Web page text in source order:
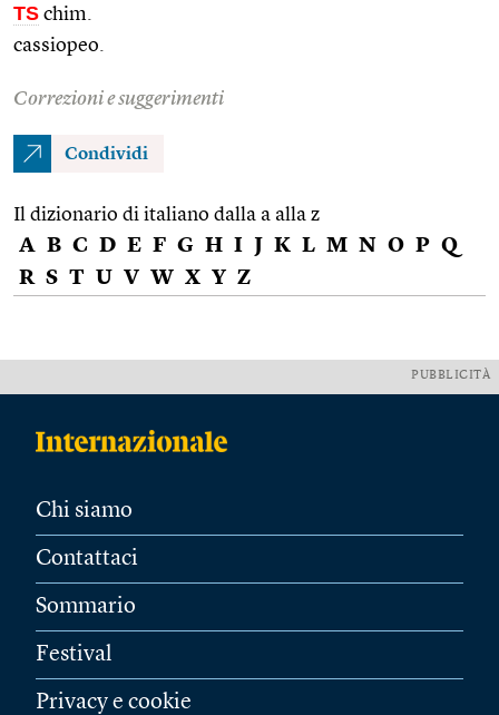
TS chim.
cassiopeo.
Correzioni e suggerimenti
Condividi
Il dizionario di italiano dalla a alla z
A B C D E F G H I J K L M N O P Q
R S T U V W X Y Z
PUBBLICITÀ
Chi siamo
Contattaci
Sommario
Festival
Privacy e cookie